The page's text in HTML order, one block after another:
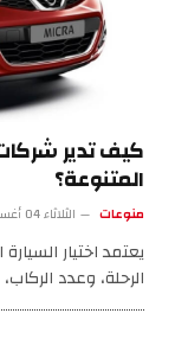
كيف تدير
المتنوعة؟
منوعات الثلاثاء 04 أغسطس 9:21 م
يعتمد اختيار
الرحلة، وعدد